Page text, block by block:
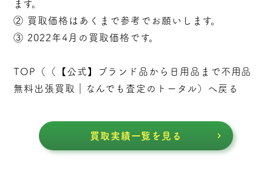
ます。
② 買取価格はあくまで参考でお願いします。
③ 2022年4月の買取価格です。
TOP（（
【公式】ブランド品から日用品まで不用品
無料出張買取｜なんでも査定のトータル ）へ戻る
買取実績一覧を見る